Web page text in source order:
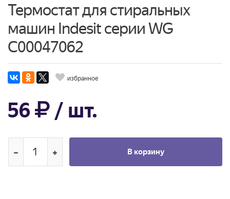
Термостат для стиральных
машин Indesit серии WG
C00047062
избранное
56 / шт.
В корзину